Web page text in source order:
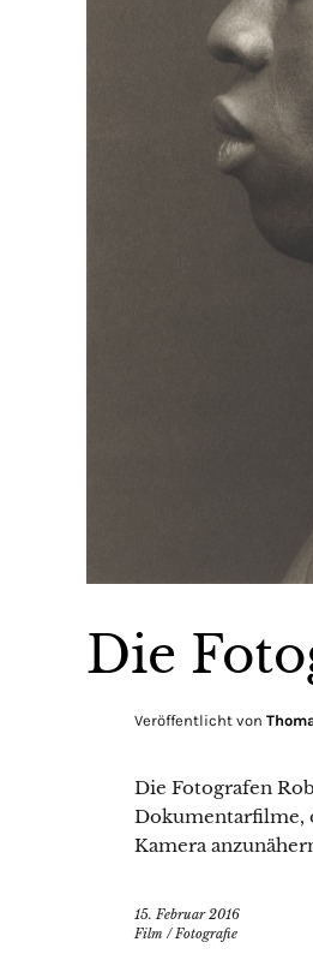
Die
Veröffentlicht von
Die Fotografen
Dokumentarfilme,
Kamera
15. Februar 2016
Film /Fotografie